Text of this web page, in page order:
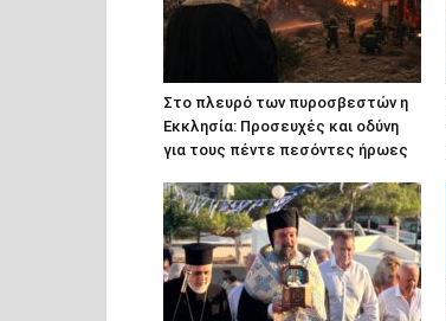
Στο πλευρό των πυροσβεστών η
Εκκλησία: Προσευχές και οδύνη
για τους πέντε πεσόντες ήρωες